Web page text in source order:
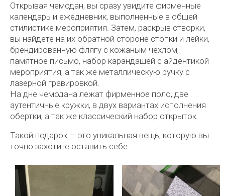
Открывая чемодан, вы сразу увидите фирменные
календарь и ежедневник, выполненные в общей
стилистике мероприятия. Затем, раскрыв створки,
вы найдете на их обратной стороне стопки и лейки,
брендированную флягу с кожаным чехлом,
памятное письмо, набор карандашей с айдентикой
мероприятия, а так же металлическую ручку с
лазерной гравировкой.
На дне чемодана лежат фирменное поло, две
аутентичные кружки, в двух вариантах исполнения
обертки, а так же классический набор открыток.
Такой подарок — это уникальная вещь, которую вы
точно захотите оставить себе